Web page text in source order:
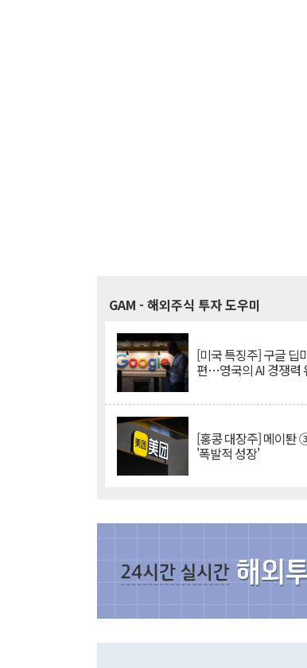
GAM - 해외주식 투자 도우미
[미국 특징주] 구글 딥
편…영국의 AI 경쟁력
[홍콩 대장주] 메이퇀
'폭발적 성장'